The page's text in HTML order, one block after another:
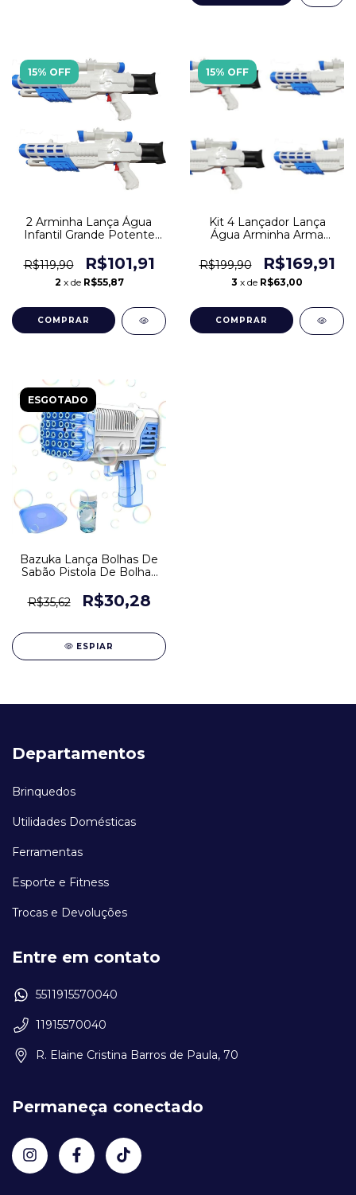
15% OFF
2 Arminha Lança Água
Infantil Grande Potente
R$119,90
R$101,91
2 x de R$55,87
15% OFF
Kit 4 Lançador Lança
Água Arminha Arma
R$199,90
R$169,91
3 x de R$63,00
ESGOTADO
Bazuka Lança Bolhas De
Sabão Pistola De Bolhas
R$35,62
R$30,28
ESPIAR
Departamentos
Brinquedos
Utilidades Domésticas
Ferramentas
Esporte e Fitness
Trocas e Devoluções
Entre em contato
5511915570040
11915570040
R. Elaine Cristina Barros de Paula, 70
Permaneça conectado